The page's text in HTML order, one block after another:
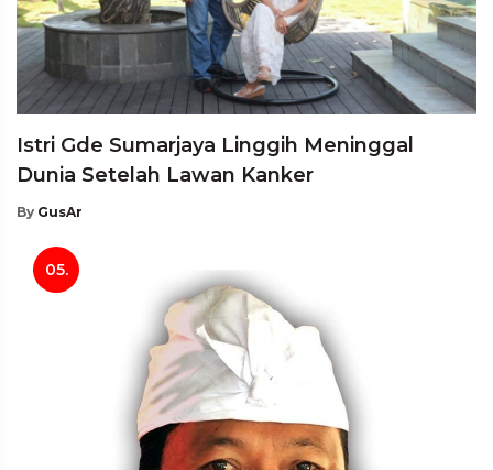
Istri Gde Sumarjaya Linggih Meninggal
Dunia Setelah Lawan Kanker
By GusAr
05.